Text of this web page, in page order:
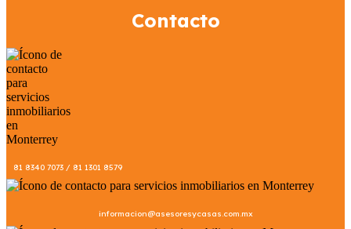
Contacto
81 8340 7073 / 81 1301 8579
informacion@asesoresycasas.com.mx